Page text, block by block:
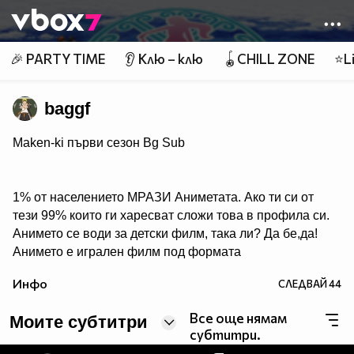
👾
🎉 PARTY TIME 👂 Клю – клю 🪀CHILL ZONE
baggf
Maken-ki първи сезон Bg Sub
1% от населението МРАЗИ Аниметата. Ако ти си от
тези 99% които ги харесват сложи това в профила си.
Анимето се води за детски филм, така ли? Да бе,да!
Анимето е игрален филм под формата
романтика. Единствената разлика между игралните
подкрепяш тази теза, може да копнеш това в
профилчето си.
Инфо СЛЕДВАЙ44
Моите субтитри
Все още нямам
субтитри.